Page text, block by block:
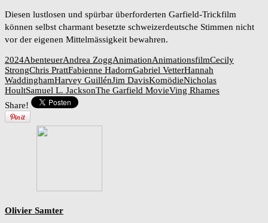
Diesen lustlosen und spürbar überforderten Garfield-Trickfilm
können selbst charmant besetzte schweizerdeutsche Stimmen nicht
vor der eigenen Mittelmässigkeit bewahren.
2024AbenteuerAndrea ZoggAnimationAnimationsfilmCecily
StrongChris PrattFabienne HadornGabriel VetterHannah
WaddinghamHarvey GuillénJim DavisKomödieNicholas
HoultSamuel L. JacksonThe Garfield MovieVing Rhames
Share!
Olivier Samter